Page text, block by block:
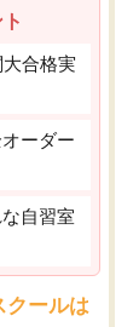
合格実
ーダー
自習室
クールは